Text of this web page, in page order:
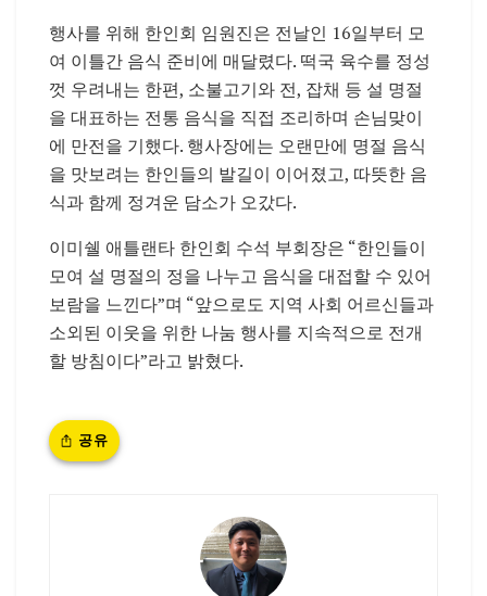
행사를 위해 한인회 임원진은 전날인 16일부터 모
여 이틀간 음식 준비에 매달렸다. 떡국 육수를 정성
껏 우려내는 한편, 소불고기와 전, 잡채 등 설 명절
을 대표하는 전통 음식을 직접 조리하며 손님맞이
에 만전을 기했다. 행사장에는 오랜만에 명절 음식
을 맛보려는 한인들의 발길이 이어졌고, 따뜻한 음
식과 함께 정겨운 담소가 오갔다.
이미쉘 애틀랜타 한인회 수석 부회장은 “한인들이
모여 설 명절의 정을 나누고 음식을 대접할 수 있어
보람을 느낀다”며 “앞으로도 지역 사회 어르신들과
소외된 이웃을 위한 나눔 행사를 지속적으로 전개
할 방침이다”라고 밝혔다.
공유